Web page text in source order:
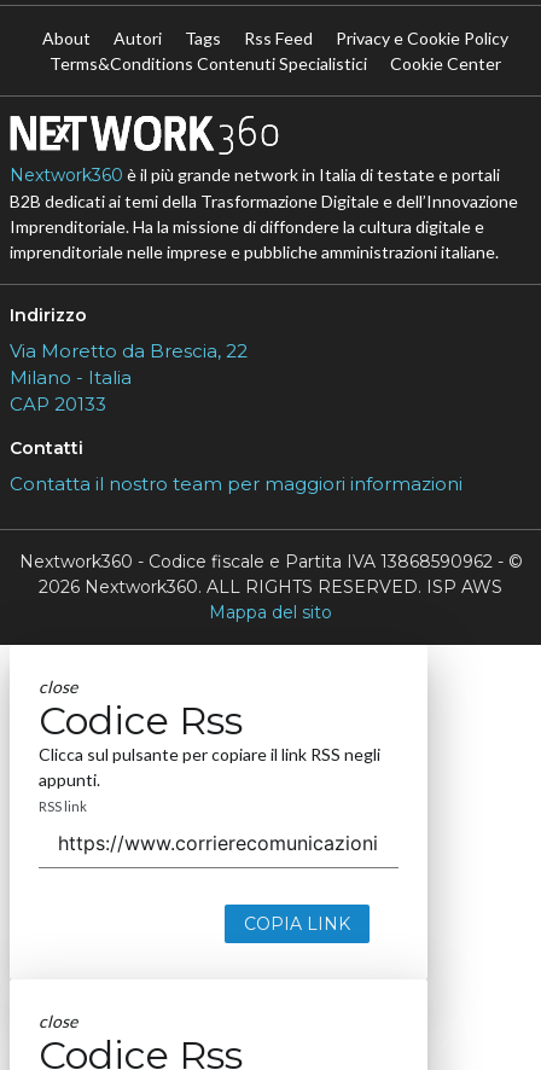
About Autori Tags Rss Feed
Privacy e Cookie Policy
Terms&Conditions Contenuti Specialistici
Cookie Center
Nextwork360 è il più grande network in Italia di testate e portali
B2B dedicati ai temi della Trasformazione Digitale e dell’Innovazione
Imprenditoriale. Ha la missione di diffondere la cultura digitale e
imprenditoriale nelle imprese e pubbliche amministrazioni italiane.
Indirizzo
Via Moretto da Brescia, 22
Milano - Italia
CAP 20133
Contatti
Contatta il nostro team per maggiori informazioni
Nextwork360 - Codice fiscale e Partita IVA 13868590962 - ©
2026 Nextwork360. ALL RIGHTS RESERVED. ISP AWS
Mappa del sito
close
Codice Rss
Clicca sul pulsante per copiare il link RSS negli
appunti.
RSS link
COPIA LINK
close
Codice Rss